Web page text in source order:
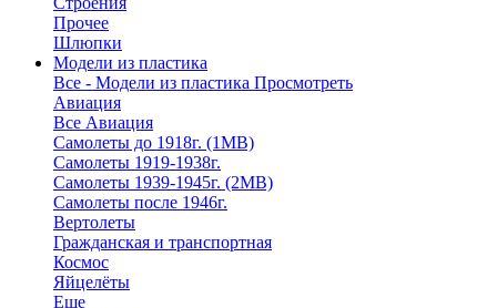
Прочее
Шлюпки
Модели из пластика
Все - Модели из пластика Просмотреть
Авиация
Все Авиация
Самолеты до 1918г. (1МВ)
Самолеты 1919-1938г.
Самолеты 1939-1945г. (2МВ)
Самолеты после 1946г.
Вертолеты
Гражданская и транспортная
Космос
Яйцелёты
Еще